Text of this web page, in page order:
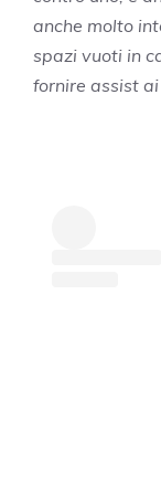
anche molto
spazi vuoti in
fornire assist